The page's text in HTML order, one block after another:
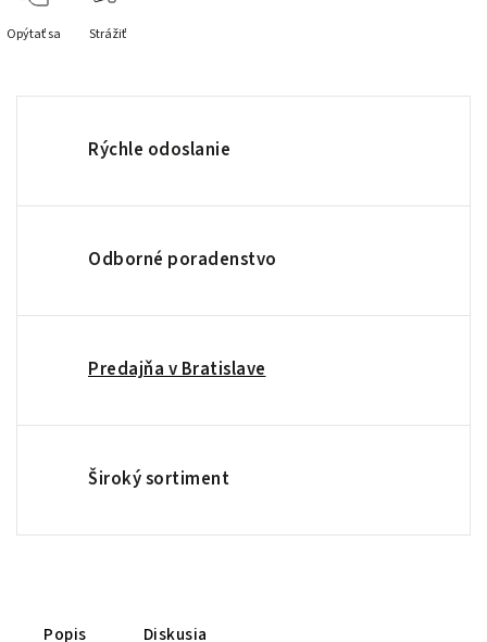
Opýtať sa Strážiť
Rýchle odoslanie
Odborné poradenstvo
Predajňa v Bratislave
Široký sortiment
Popis Diskusia